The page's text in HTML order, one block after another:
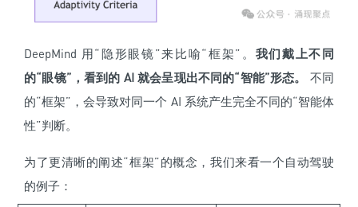
DeepMind 用“隐形眼镜”来比喻“框架”。 我们戴上不同
的“眼镜”，看到的 AI 就会呈现出不同的“智能”形态。
不同
的“框架”，会导致对同一个 AI 系统产生完全不同的“智能体
性”判断。
为了更清晰的阐述“框架”的概念，我们来看一个自动驾驶
的例子：